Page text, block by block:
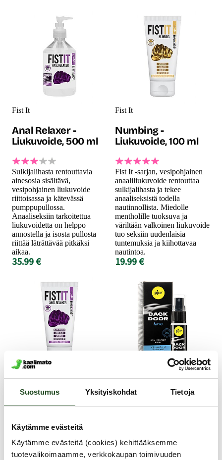
Suostumus Yksityiskohdat Tietoja
Käytämme evästeitä
Käytämme evästeitä (cookies) kehittääksemme
tuotevalikoimaamme, verkkokaupan toimivuuden
Fist It
Anal Relaxer -
Liukuvoide, 500 ml
Sulkijalihasta rentouttavia
ainesosia sisältävä,
vesipohjainen liukuvoide
riittoisassa ja kätevässä
pumppupullossa.
Anaaliseksiin tarkoitettua
liukuvoidetta on helppo
annostella ja isosta pullosta
riittää läträttävää pitkäksi
aikaa.
35.99 €
Fist It
Numbing -
Liukuvoide, 100 ml
Fist It -sarjan, vesipohjainen
anaaliliukuvoide rentouttaa
sulkijalihasta ja tekee
anaaliseksistä todella
nautinnollista. Miedolle
mentholille tuoksuva ja
väriltään valkoinen liukuvoide
tuo seksiin uudenlaisia
tuntemuksia ja kiihottavaa
nautintoa.
19.99 €
Anal Relaxer -
Liukuvoide, 100 ml
anaaliliukuvoide sisältää
sulkijalihasta rentouttavia
Back Door Anal
Comfort -
Laadukas, anaaliseksiin
tarkoitettu suihke sisältää